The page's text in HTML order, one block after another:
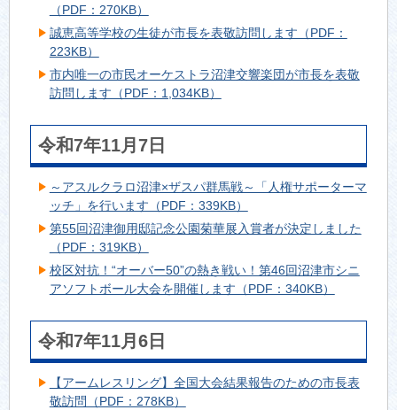
（PDF：270KB）
誠恵高等学校の生徒が市長を表敬訪問します（PDF：
223KB）
市内唯一の市民オーケストラ沼津交響楽団が市長を表敬
訪問します（PDF：1,034KB）
令和7年11月7日
～アスルクラロ沼津×ザスパ群馬戦～「人権サポーターマ
ッチ」を行います（PDF：339KB）
第55回沼津御用邸記念公園菊華展入賞者が決定しました
（PDF：319KB）
校区対抗！“オーバー50”の熱き戦い！第46回沼津市シニ
アソフトボール大会を開催します（PDF：340KB）
令和7年11月6日
【アームレスリング】全国大会結果報告のための市長表
敬訪問（PDF：278KB）